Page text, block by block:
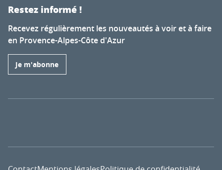
Restez informé !
Recevez régulièrement les nouveautés à voir et à faire
en Provence-Alpes-Côte d'Azur
Je m'abonne